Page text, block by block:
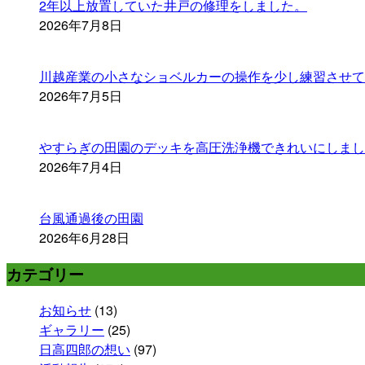
2年以上放置していた井戸の修理をしました。
2026年7月8日
川越産業の小さなショベルカーの操作を少し練習させ
2026年7月5日
やすらぎの田園のデッキを高圧洗浄機できれいにしまし
2026年7月4日
台風通過後の田園
2026年6月28日
カテゴリー
お知らせ (13)
ギャラリー (25)
日高四郎の想い (97)